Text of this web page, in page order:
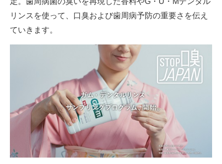
リンスを使って、口臭および歯周病予防の重要さを伝え
ていきます。